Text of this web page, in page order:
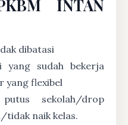
INTAN
dibatasi
yang sudah bekerja
yang flexibel
sekolah/drop
naik kelas.